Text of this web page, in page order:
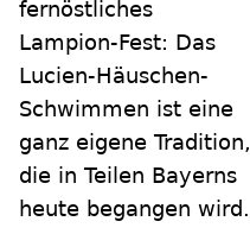
fernöstliches
Lampion-Fest: Das
Lucien-Häuschen-
Schwimmen ist eine
ganz eigene Tradition,
die in Teilen Bayerns
heute begangen wird.